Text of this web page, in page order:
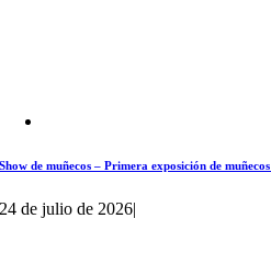
Show de muñecos – Primera exposición de
24 de julio de 2026|